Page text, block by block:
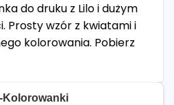
do druku z Lilo i dużym
Prosty wzór z kwiatami i
kolorowania. Pobierz
Kolorowanki